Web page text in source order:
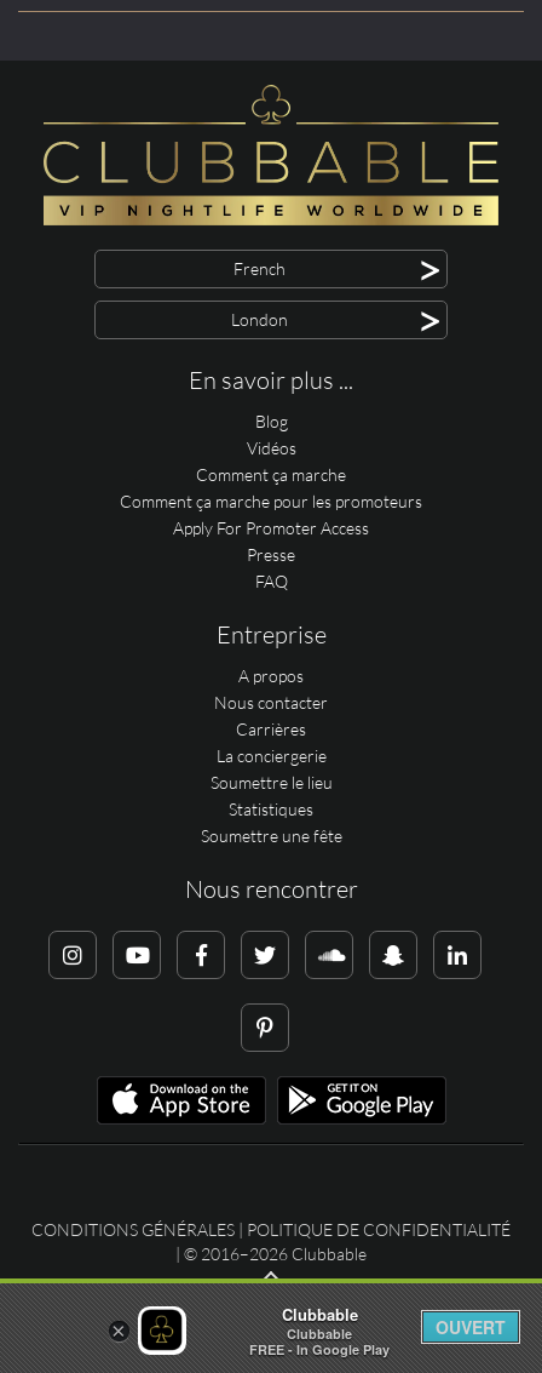
French >
London >
En savoir plus ...
Blog
Vidéos
Comment ça marche
Comment ça marche pour les promoteurs
Apply For Promoter Access
Presse
FAQ
Entreprise
A propos
Nous contacter
Carrières
La conciergerie
Soumettre le lieu
Statistiques
Soumettre une fête
Nous rencontrer
CONDITIONS GÉNÉRALES | POLITIQUE DE CONFIDENTIALITÉ
| © 2016–2026 Clubbable
×
Clubbable
Clubbable
FREE - In Google Play
OUVERT